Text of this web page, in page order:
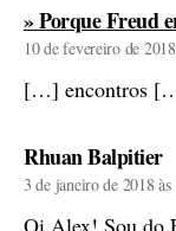
» Porque Freud
10 de fevereiro de
[…] encontros
Rhuan Balpitier
3 de janeiro de 2018 às